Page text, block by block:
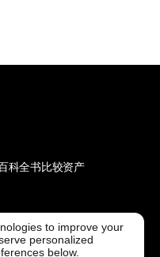
科全书比较资产
Freedx 2026
to improve your
personalized
below.